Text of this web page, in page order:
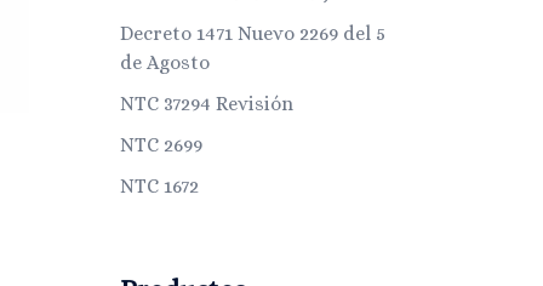
Decreto 1471 Nuevo 2269 del 5
de Agosto
NTC 37294 Revisión
NTC 2699
NTC 1672